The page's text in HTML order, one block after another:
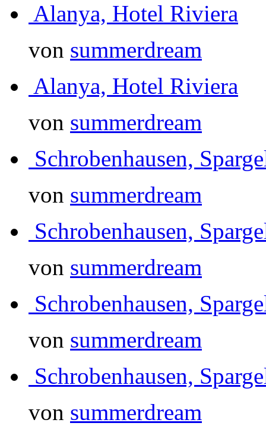
Alanya, Hotel Riviera
von summerdream
Alanya, Hotel Riviera
von summerdream
Schrobenhausen,
von summerdream
Schrobenhausen,
von summerdream
Schrobenhausen,
von summerdream
Schrobenhausen,
von summerdream